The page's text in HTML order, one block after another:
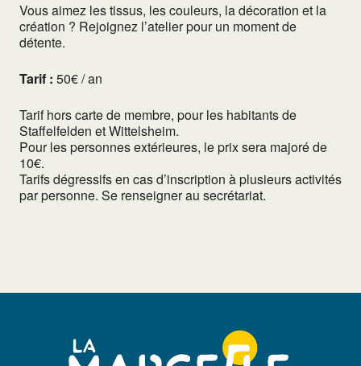
Vous aimez les tissus, les couleurs, la décoration et la
création ? Rejoignez l’atelier pour un moment de
détente.
Tarif : 50€ / an
Tarif hors carte de membre, pour les habitants de
Staffelfelden et Wittelsheim.
Pour les personnes extérieures, le prix sera majoré de
10€.
Tarifs dégressifs en cas d’inscription à plusieurs activités
par personne. Se renseigner au secrétariat.